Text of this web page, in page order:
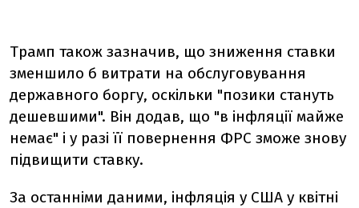
Трамп також зазначив, що зниження ставки
зменшило б витрати на обслуговування
державного боргу, оскільки "позики стануть
дешевшими". Він додав, що "в інфляції майже
немає" і у разі її повернення ФРС зможе знову
підвищити ставку.
За останніми даними, інфляція у США у квітні